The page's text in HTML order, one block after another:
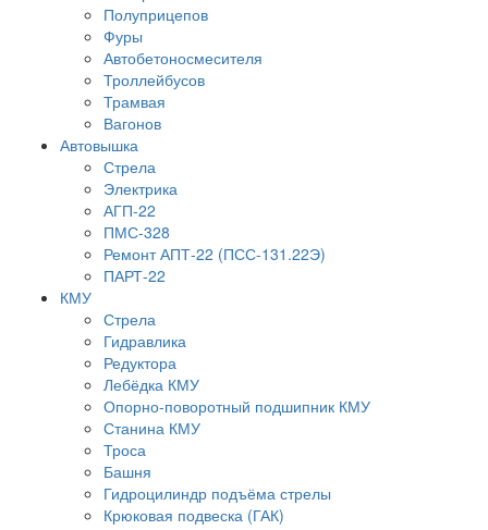
Полуприцепов
Фуры
Автобетоносмесителя
Троллейбусов
Трамвая
Вагонов
Автовышка
Стрела
Электрика
АГП-22
ПМС-328
Ремонт АПТ-22 (ПСС-131.22Э)
ПАРТ-22
КМУ
Стрела
Гидравлика
Редуктора
Лебёдка КМУ
Опорно-поворотный подшипник КМУ
Станина КМУ
Троса
Башня
Гидроцилиндр подъёма стрелы
Крюковая подвеска (ГАК)